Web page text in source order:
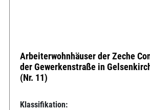
Arbeiterwohnhäuser der Zeche
der Gewerkenstraße in
(Nr. 11)
Klassifikation: